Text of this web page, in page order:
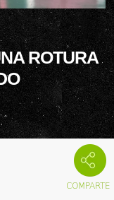
ROTURA